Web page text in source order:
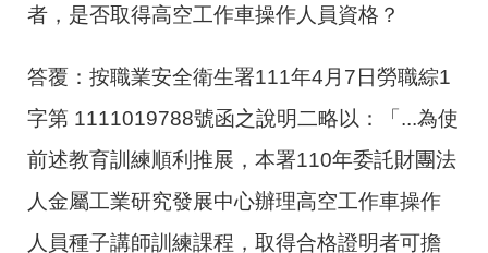
者，是否取得高空工作車操作人員資格？
答覆：按職業安全衛生署111年4月7日勞職綜1
字第 1111019788號函之說明二略以：「...為使
前述教育訓練順利推展，本署110年委託財團法
人金屬工業研究發展中心辦理高空工作車操作
人員種子講師訓練課程，取得合格證明者可擔